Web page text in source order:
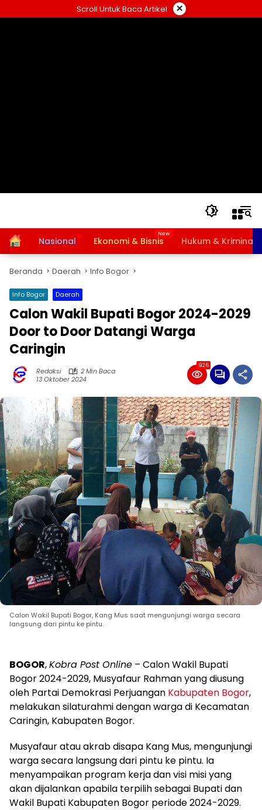
ke
Scroll Untuk Baca Artikel ×
HomeNasional Ekonomi & Bisnis Hukum & Kriminal
Beranda Daerah Info Bogor
Info Bogor Daerah
Calon Wakil Bupati Bogor 2024-2029
Door to Door Datangi Warga
Caringin
Redaksi
2 Min Baca
13 Oktober 2024
926
Calon Wakil Bupati Bogor, Kang Mus saat mengunjungi warga secara
langsung dari pintu ke pintu.
BOGOR,Kobra Post Online – Calon Wakil Bupati
Bogor 2024-2029, Musyafaur Rahman yang diusung
oleh Partai Demokrasi Perjuangan Kabupaten Bogor,
melakukan silaturahmi dengan warga di Kecamatan
Caringin, Kabupaten Bogor.
Musyafaur atau akrab disapa Kang Mus, mengunjungi
warga secara langsung dari pintu ke pintu. Ia
menyampaikan program kerja dan visi misi yang
akan dijalankan apabila terpilih sebagai Bupati dan
Wakil Bupati Kabupaten Bogor periode 2024-2029.